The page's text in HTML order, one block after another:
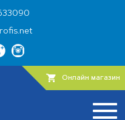
Онлайн магазин